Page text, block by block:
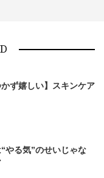
かず嬉しい】スキンケア
やる気”のせいじゃな